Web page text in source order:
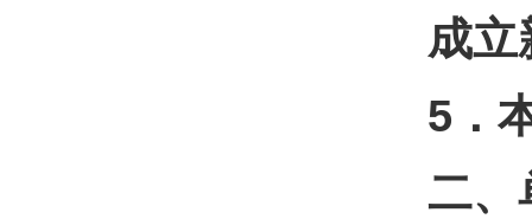
成立
5 ．
二、